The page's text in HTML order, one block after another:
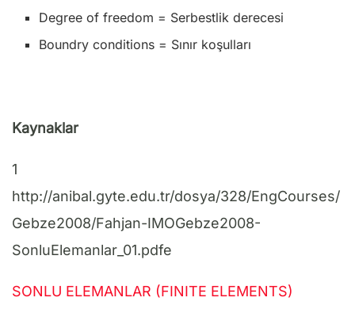
Degree of freedom = Serbestlik derecesi
Boundry conditions = Sınır koşulları
Kaynaklar
1
http://anibal.gyte.edu.tr/dosya/328/EngCourses/
Gebze2008/Fahjan-IMOGebze2008-
SonluElemanlar_01.pdfe
SONLU ELEMANLAR (FINITE ELEMENTS)